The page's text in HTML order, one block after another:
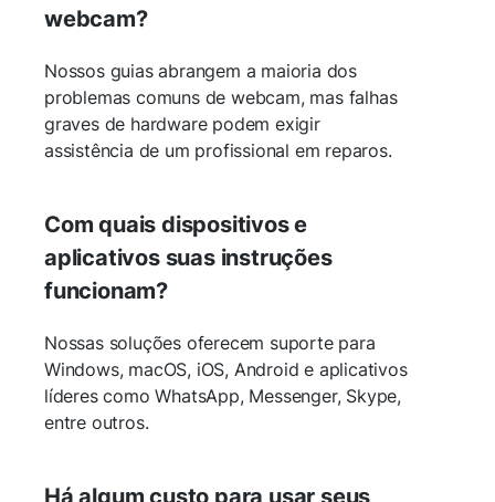
webcam?
Nossos guias abrangem a maioria dos
problemas comuns de webcam, mas falhas
graves de hardware podem exigir
assistência de um profissional em reparos.
Com quais dispositivos e
aplicativos suas instruções
funcionam?
Nossas soluções oferecem suporte para
Windows, macOS, iOS, Android e aplicativos
líderes como WhatsApp, Messenger, Skype,
entre outros.
Há algum custo para usar seus